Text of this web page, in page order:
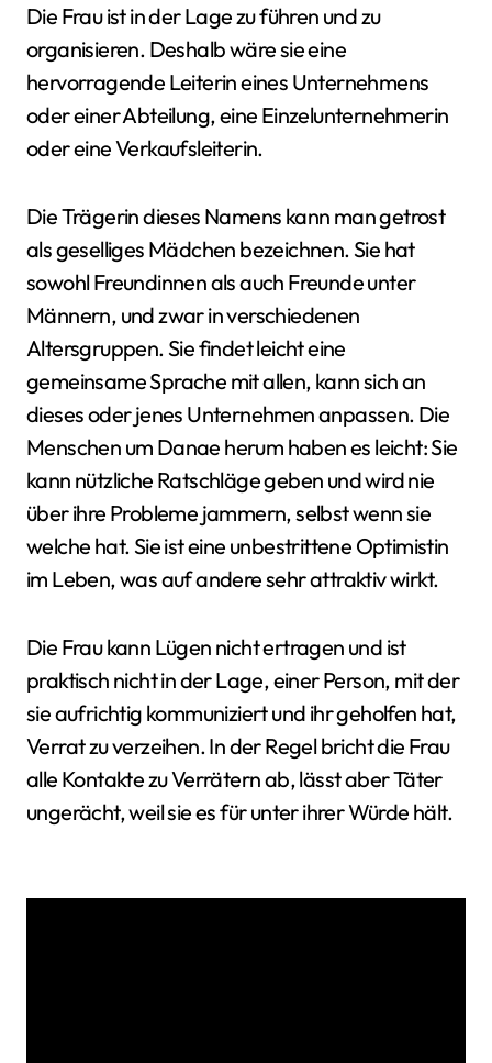
Die Frau ist in der Lage zu führen und zu
organisieren. Deshalb wäre sie eine
hervorragende Leiterin eines Unternehmens
oder einer Abteilung, eine Einzelunternehmerin
oder eine Verkaufsleiterin.
Die Trägerin dieses Namens kann man getrost
als geselliges Mädchen bezeichnen. Sie hat
sowohl Freundinnen als auch Freunde unter
Männern, und zwar in verschiedenen
Altersgruppen. Sie findet leicht eine
gemeinsame Sprache mit allen, kann sich an
dieses oder jenes Unternehmen anpassen. Die
Menschen um Danae herum haben es leicht: Sie
kann nützliche Ratschläge geben und wird nie
über ihre Probleme jammern, selbst wenn sie
welche hat. Sie ist eine unbestrittene Optimistin
im Leben, was auf andere sehr attraktiv wirkt.
Die Frau kann Lügen nicht ertragen und ist
praktisch nicht in der Lage, einer Person, mit der
sie aufrichtig kommuniziert und ihr geholfen hat,
Verrat zu verzeihen. In der Regel bricht die Frau
alle Kontakte zu Verrätern ab, lässt aber Täter
ungerächt, weil sie es für unter ihrer Würde hält.